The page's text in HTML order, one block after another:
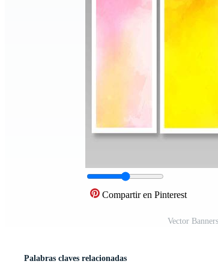
Compartir en Pinterest
Vector
Palabras claves relacionadas